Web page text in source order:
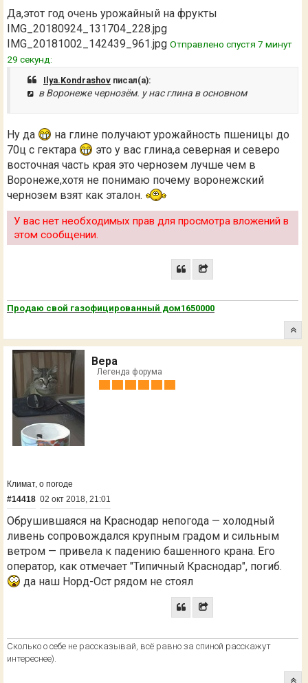
Да,этот год очень урожайный на фрукты
IMG_20180924_131704_228.jpg
IMG_20181002_142439_961.jpg Отправлено спустя 7 минут
29 секунд:
Ilya.Kondrashov писал(а):
в Воронеже чернозём. у нас глина в основном
Ну да
на глине получают урожайность пшеницы до
70ц с гектара
это у вас глина,а северная и северо
восточная часть края это чернозем лучше чем в
Воронеже,хотя не понимаю почему воронежский
чернозем взят как эталон.
У вас нет необходимых прав для просмотра вложений в
этом сообщении.
Продаю свой газофицированный дом1650000
Вера
Легенда форума
Климат, о погоде
#14418 02 окт 2018, 21:01
Обрушившаяся на Краснодар непогода — холодный
ливень сопровождался крупным градом и сильным
ветром — привела к падению башенного крана. Его
оператор, как отмечает "Типичный Краснодар", погиб.
да наш Норд-Ост рядом не стоял
Сколько о себе не рассказывай, всё равно за спиной расскажут
интереснее).